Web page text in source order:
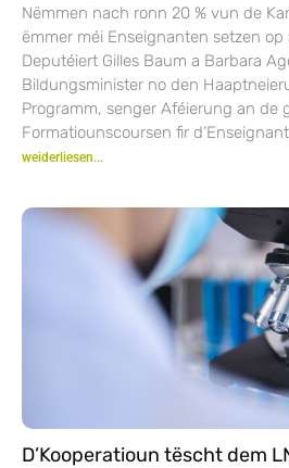
Nëmmen nach ronn 20 % vun de
ëmmer méi Enseignanten setzen op
Deputéiert Gilles Baum a Barbara
Bildungsminister no den
Programm, senger Aféierung an de
Formatiounscoursen fir
weiderliesen...
D’Kooperatioun tëscht dem